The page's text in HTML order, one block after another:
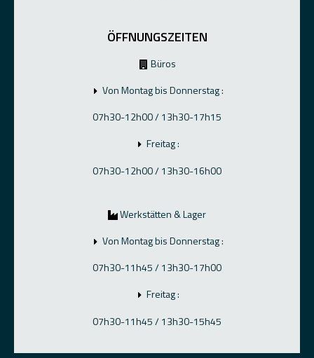
ÖFFNUNGSZEITEN
Büros
Von Montag bis Donnerstag :
07h30-12h00 / 13h30-17h15
Freitag :
07h30-12h00 / 13h30-16h00
Werkstätten & Lager
Von Montag bis Donnerstag :
07h30-11h45 / 13h30-17h00
Freitag :
07h30-11h45 / 13h30-15h45